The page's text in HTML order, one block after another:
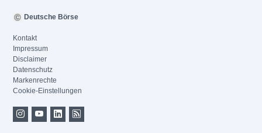
Deutsche Börse
Kontakt
Impressum
Disclaimer
Datenschutz
Markenrechte
Cookie-Einstellungen